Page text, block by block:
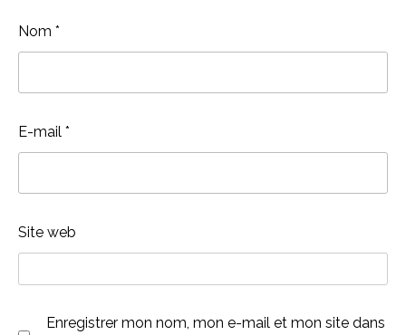
Nom *
E-mail *
Site web
Enregistrer mon nom, mon e-mail et mon site dans